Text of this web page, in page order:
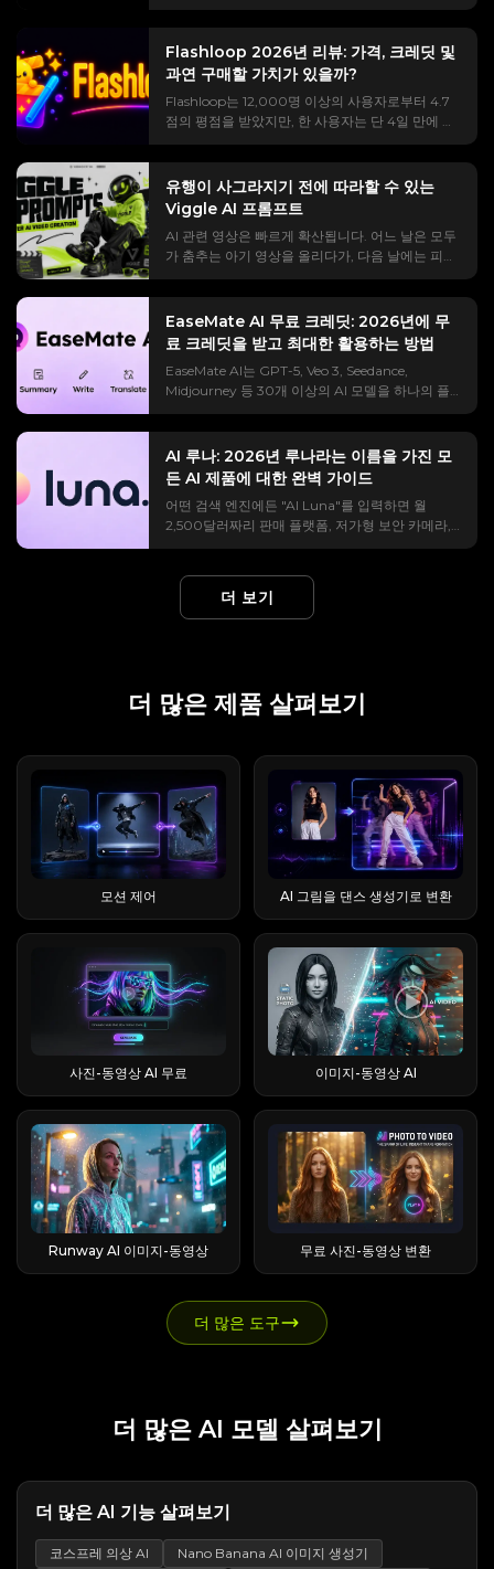
로스페이드 효과를 주는 메시지, 특정 위치를 조준
할 수 없는 점, 그리고 "휙" 소리가 어디서 나는지 전
혀 알 수 없는 점 등이 그렇습니다. 이 한 페이지는
"이게 뭐지?"라는 궁금증에서 완성도 높은 영상 클
료 영상의 정확한 비교, 복사 붙여넣기 방법, 특정
도시로 확대하는 방법, 역방향 클립 활용법, 사운드
디자인, 그리고 힉스필드의 한계에 부딪혔을 때 활
그스필드 AI 지구 축소 효과란 무엇인가요? 해당 도
구를 사용하기 전에, 그 효과가 정확히 무엇이고 비
용이 얼마나 드는지 아는 것이 도움이 됩니다. 왜냐
하면 "무료인가요?"라는 질문이 모든 댓글란에서
라가 연속적으로 뒤로 물러나는 단일 동작입니다.
처음에는 피사체에 바짝 붙어 있다가, 거리를 지나
도시 위로, 대륙 위로, 그리고 마침내 검은 우주를
배경으로 한 지구의 전체 곡선까지 시야가 넓어집
Zoom Out 모션 프리셋은 위성 사진 스타일의 지
형을 사용하여 물리 기반 카메라 경로를 시뮬레이
션하므로, 크기 변화가 인위적으로 편집된 것처럼
보이지 않고 자연스럽게 느껴집니다. 틱톡, 릴스, 쇼
츠에서 입소문을 타는 이유는 무엇일까요? 스크롤
을 멈추게 하는 강렬한 효과 덕분입니다. 단 3초 만
데, 이는 피드 알고리즘이 보상하는 바로 그런 유형
의 영상입니다. 창작자들은 이를 도입부, 마무리 부
입니다. Higgsfield AI Earth Zoom Out은 무료인
한 답변은 다음과 같습니다. 무료 플랜으로도 이용
할 수는 있지만, 실제적인 제약이 있으며, 일부 기능
은 이제 프로 버전에서만 사용할 수 있습니다. 무료
플랜 Pro (~$9.99/월) 하루 동영상 수 ~2개 더 많은
모델 Lite 표준/터보 화면비 16:9 16:9 이상 워터마크
있음 없음 대기 시간 예상 ~45분 (실제로는 ~2~3
있지만, 워터마크가 표시되고, 16:9 화면비만 지원
하며, 렌더링 예상 시간이 다소 길게 느껴질 수 있습
니다. 유료화 장벽은 보통 기능 향상 단계에서 사람
들을 놀라게 하므로, 해당 기능이 계속 무료로 유지
될 거라고 기대하지 마세요. Higgsfield AI에서 지
구를 확대해서 보여주는 영상을 어떻게 만드나요?
핵심 워크플로는 4단계와 1단계 결정으로 구성됩니
다. 사진 한 장부터 시작하든 동영상의 첫 프레임부
Higgsfield를 열고 지구 축소 효과를 선택합니다.
(이 모션은 "Effects Pack 5"에 포함되어 있습니다).
새로운 세대를 시작하려면 이 옵션을 선택하세요.
이렇게 하면 카메라 후퇴 동작이 고정되어 처음부
터 전체 동작을 설명할 필요가 없습니다. 2단계 —
사진을 업로드하거나 동영상의 첫 프레임을 캡처하
세요. 사진을 업로드할 경우, 피사체가 선명하게 보
이는 깨끗하고 고해상도 이미지를 사용하세요. 실
제 영상에서 전환 효과를 넣으려면 영상의 첫 프레
프레임을 사용하는 것이 중요합니다. 나중에 영상
을 다시 합칠 때 AI와 실제 이미지 사이의 경계를 깔
끔하게 유지해 주기 때문입니다. 이는
자들이 이제 프롬프트 없이도 "바로 생성"이 가능하
다고 보고하지만, 간단한 프롬프트를 추가하면 생
할 수 있습니다(자세한 내용은 아래 참조). 장단점
을 고려하여 모델을 선택하세요. Lite 버전은 무료
이며 충분히 빠르지만, Standard/Turbo 버전은 화
질과 부드러움이 향상됩니다. 4단계 — 클립 생성
후 다운로드 '생성'을 클릭하세요. 인터페이스에 약
고 받은 편지함 사이를 오가며 한 도구의 결과물을
다른 도구로 복사하는 과정입니다. Runable AI는
전체 릴레이 경주 과정을 하나의 채팅창에 통합할
수 있다고 주장하며, GAIA 에이전트 벤치마크에서
92.1%의 점수를 획득하여 이를 뒷받침합니다. 문제
는 검색 결과입니다. 대부분의 "리뷰"는 데모 버전
을 극찬하는 후원 광고이며, 어떤 부분이 칭찬받았
는지 구체적으로 밝히지 않고, 사용 제한 사항도 언
급하지 않습니다. 그래서 Runable이 정말로 모든
것을 대신해주는 에이전트인지, 아니면 그저 시끄
이 리뷰에서는 Runable AI가 실제로 무엇인지, 어
떻게 작동하는지, 무엇을 만들어내는지, 실제 가격
및 크레딧 계산 방식, 다른 서비스와의 직접 비교,
혹을 포함한 솔직한 장단점을 다룹니다. 이를 통해
크레딧을 사용하기 전에 결정을 내릴 수 있도록 도
와드립니다. 실행 가능한 AI란 무엇인가요? (그리
고 무엇이 아닌가) 실행 가능한 AI는 범용 AI 에이전
료를 만드는 방법을 설명해 주는 조수와 완성된 파
일을 건네주는 조수의 차이와 같다고 생각하면 됩
니다. 실행 가능한 AI를 한 문장으로 설명하자면 (에
이전트 vs 챗봇): 챗봇이 답변합니다. 실행 가능한
기 전에 승인할 수 있습니다. 실행력의 격차가 바로
핵심이며, 아래 모든 것을 바라보는 관점입니다.
Runable, Run:ai, LangChain, "Runnable",
으며, 이 리뷰에서 다루는 에이전트입니다. Run:ai
는 GPU 및 MLOps 오케스트레이션 플랫폼으로,
Runnable은 개발자 코드 인터페이스이지, 로그인
해서 사용하는 제품이 아닙니다. 그리고
runable.app은 에이전트와는 전혀 관련이 없는,
개인정보 보호에 중점을 둔 별도의 소프트웨어 회
사입니다. 만약 당신이 "runable ai"를 검색했다면,
거의 확실히 runable.com을 의미했을 것입니다.
Runable AI는 누구를 위해 만들어졌을까요?
Runable은 운영자, 마케터, 에이전시 대표, 비기술
분야 창업자, 프리랜서, 학생 등 복잡한 입력값을 처
리하고 실질적인 결과물을 필요로 하는 모든 사람
에게 적합합니다. IDE급 소프트웨어 엔지니어링 작
업을 하거나 단순히 채팅 상대를 찾는 사람들에게
는 그다지 좋은 선택이 아닙니다. 당신의 일이 "제
품을 만드는 것"이라면, 당신이 바로 목표 사용자입
니다. Runable AI는 어떻게 작동하나요? 실제 실
행과 마케팅 문구를 구분 짓는 것은 바로 그 메커니
즘을 이해하는 것입니다. Runable은 반복 가능한
루프와 샌드박스 환경에서 실행되며, 실제 클릭 및
빌드 작업은 샌드박스 환경에서 수행됩니다. 계획
→ 시각화 → 실행 → 반복 워크플로의 핵심 루프는
간단합니다. Runable은 사용자의 의도를 명확히
하고, 계획을 미리 보고, 실행한 다음, 개선합니다.
먼저 질문하는 습관은 생각보다 훨씬 중요합니다.
결과물을 생성하기 전에 "완료"의 의미를 명확히 정
의하면 시간과 비용을 낭비하는 잘못된 결과물을
방지할 수 있습니다. 계획 모드 및 사람 개입 승인
방식은 신뢰 계층입니다. Runable은 빌드를 시작
하기 전에 승인을 위한 계획을 보여주고, 사용자는
프로젝트를 포크하거나 이전 버전으로 되돌릴 수
있습니다. 빌드 전 미리보기 기능은 크레딧이 소진
부적으로 가상 Ubuntu 컴퓨터를 실행하여 마치 사
람이 키보드를 사용하는 것처럼 파일을 탐색하고
드 메모리를 저장합니다. 솔직히 한 가지 주의할 점
은, 광고에서 내세우는 "3,000개 이상의 커넥
터"는 Zapier를 통한 링크에 크게 의존하고 있으며,
Flashloop 2026년 리뷰: 가격, 크레딧 및
과연 구매할 가치가 있을까?
Flashloop는 12,000명 이상의 사용자로부터 4.7
점의 평점을 받았지만, 한 사용자는 단 4일 만에 크
어느 쪽이 사실일까요? 그 간극 때문에 앱 사용법을
파악하기가 매우 어렵습니다. "플래시룹"을 검색해
보면 추천 코드를 유도하는 제휴 링크, 분노에 찬 유
튜브 폭로 영상 몇 개, 그리고 누군가가 이미 삭제한
레딧 리뷰 게시글을 찾을 수 있을 겁니다. 아무도 당
신이 실제로 알고 싶어하는 정보, 즉 비용이 얼마인
지, 크레딧이 얼마나 빨리 사라지는지, 그리고 결과
물이 돈을 지불할 가치가 있는지에 대한 정보를 공
개하지 않습니다. 이 리뷰에서는 이러한 문제점들
을 해결합니다. 실제 가격 정보, 경쟁사들이 모호하
는 불만 사항, 그리고 구독하기 전에 고려해 볼 만한
대안들을 소개합니다. Flashloop이란 무엇이며 어
떻게 작동합니까? Flashloop은 Veo 3, Kling, Sora
정지 이미지를 짧은 동영상 클립으로 변환하는 모
바일 AI 동영상 생성기입니다. 또한 AI 이미지를 생
성합니다. 핵심은 간단합니다. 스마트폰으로 스튜
디오급 영상을 촬영할 수 있고, 편집 기술은 필요 없
실제로는 모델을 선택하고 원하는 바를 설명하거나
(시작 프레임으로 사진을 업로드할 수도 있음) 렌더
링을 진행하면 됩니다. 템플릿화된 "앱"은 탭 한 번
앱스토어에 따르면 개발사는 캐나다 몬트리올에 위
치한 Buy Beaver Technologies(15557640
입니다. 타사 콘텐츠 통합 플랫폼인 Pollo.ai는 "La
Viral Studio"가 설립했다고 밝히며, 20일 만에 연
간 반복 수익 0달러에서 100만 달러를 달성했다는
놀라운 주장을 반복합니다. 그 수치는 검증된 통계
가 아니라 마케팅 자료로 간주하세요. 이는 공식 발
표 자료가 없는 자체 보고 수치이므로, 실제 성과보
다는 브랜드의 메시지에 대해 더 많은 것을 알려줍
니다. Flashloop는 어떤 AI 모델을 지원하나요? 모
델 라인업은 이 앱의 가장 큰 강점입니다. 비디오 편
집에는 Veo 3(실사 같은 사실감 구현에 최적),
Kling 3.0 및 2.6(장면 간 캐릭터 일관성 유지에 탁
월), Sora 2, Seedance 1.5 및 2.0, Wan 2.6, Grok
Imagine이 포함됩니다. 이미지 처리에는 Nano
Banana Pro 및 2, FLUX 2, GPT Image 2가 사용
됩니다. 실용적인 측면에서 보면, 실감나는 영상을
원할 때는 Veo 3를, 모든 장면에서 캐릭터의 모습이
동일해야 할 때는 Kling을, 스타일리시한 움직임을
원할 때는 Seedance 또는 Sora를 사용하는 것이 좋
습니다. 이 모든 것을 한 곳에서 볼 수 있다는 점이
진정한 장점입니다. 텍스트를 영상으로 변환하는
것과 이미지를 영상으로 변환하는 것: 실제로 만들
수 있는 것은 두 가지 주요 방식이 있습니다. 텍스트
를 영상으로 변환하는 기능은 글로 작성된 문구만
으로 바로 영상 클립을 제작할 수 있게 해주고, 이미
지를 영상으로 변환하는 기능은 사용자가 제공한
사진을 애니메이션화하여 결과물에 대한 훨씬 더
많은 제어권을 제공합니다. 그 위에 미리 만들어진
경에 유용함), 영상 스타일을 변경하는 Recast 도
구, 음악 동기화 및 원터치 스타일 지정 기능이 있습
자 대부분의 설명이 부족한 부분입니다. 가격 페이
계산 과정을 아래에 제시합니다. Flashloop 요금제
~월간 가격 제공 내용 비디오 모델? 스타터
유행이 사그라지기 전에 따라할 수 있는
Viggle AI 프롬프트
AI 관련 영상은 빠르게 확산됩니다. 어느 날은 모두
가 춤추는 아기 영상을 올리다가, 다음 날에는 피드
밈, 립싱크 영상으로 가득 차게 되죠. Viggle AI는
이러한 비디오를 더 쉽게 만들 수 있도록 해주지만,
진정한 지름길은 도구 자체에 있는 것이 아닙니다.
프롬프트입니다. 이 플랫폼은 사용자가 사진을 춤,
립싱크, 밈 스타일, 퍼포먼스 영상 등으로 변환할 수
있도록 제어 가능한 AI 영상 생성 기능을 제공합니
다. 하지만 요청 내용이 너무 모호하면 결과물이 흐
릿하거나 딱딱해 보이거나 트렌드와 전혀 맞지 않
을 수 있습니다. 이 가이드는 카테고리별로 유용한
Viggle AI 프롬프트를 찾는 데 도움을 줍니다. 이를
Reels, YouTube Shorts, 밈, 팬 편집 영상, 뮤직 비
디오 및 캐릭터 애니메이션 제작을 더욱 빠르게 진
행할 수 있습니다. Viggle AI 프롬프트는 어디에 있
나요? Viggle AI 공식 웹사이트에서 미리 만들어진
AI 비디오 프롬프트를 찾을 수 있는 주요 위치는 두
곳입니다. 이러한 프롬프트는 실제 사용자가 제작
째 방법: 홈페이지에서 Viggle AI 공식 웹사이트에
접속한 후, "비디오 갤러리" 섹션이 보일 때까지 아
용하여 제작된 최근 인기 있는 AI 비디오 아이디어
클릭하면 해당 비디오를 생성하는 데 사용된 원본
자료, 프롬프트 및 주요 설정을 볼 수 있습니다. 더
많은 예시를 보고 싶으시면 "더 보기"를 클릭하여
다른 사용자 제작 동영상을 살펴보세요. 홈페이지
에는 노래하고 춤추기, 밈 제작, 기타 간편 템플릿과
같은 샘플도 포함되어 있지만, 이러한 기능의 대부
분은 Viggle AI의 "비디오 믹스" 기능을 기반으로
합니다. 이 워크플로우에서는 사용자가 자세한 프
롬프트를 작성하지 않고도 비디오를 제작할 수 있
습니다. 하지만 결과물이 때때로 부자연스러워 보
일 수 있으며, 특히 캐릭터가 원래 비디오 레이어 위
에 떠 있는 것처럼 보일 때 그렇습니다. 이 "떠다니
는 레이어" 현상은 AI 이미지-비디오 변환 기능에
곧 추가될 모션 제어 기능을 통해 해결될 예정입니
다. 두 번째 방법: 텍스트를 비디오로 변환하기 왼쪽
의 "텍스트를 비디오로 변환"을 클릭하여 Viggle AI
의 비디오 생성 페이지로 이동합니다. 이 페이지에
서 Viggle AI는 인기 있는 사용 사례와 창의적인 스
타일을 기반으로 인기 있는 AI 비디오 예시를 추천
합니다. 추천 영상을 클릭하면 동일한 설정이 편집
작업 공간에 복사되므로, 영상의 구조, 시각적 방향,
생성 설정 등을 살펴볼 수 있습니다. 보다 완성도 높
은 AI 영상을 제작하고 싶은 사용자에게 있어, 미리
만들어진 프롬프트는 단순히 복사 붙여넣기 템플릿
에 그치는 것이 아닙니다. 이것들은 학습 자료입니
타일, 시각적 분위기를 어떻게 묘사하는지 연구함
으로써, 효과적인 프롬프트를 만드는 요소를 더 잘
이해할 수 있습니다. TikTok, YouTube, Reddit에서
수 17만 7천 회) 및 Sejin AI(조회수 13만 8천 회)와
기법을 논의하고 Viggle 결과를 다른 도구와 비교
쉽게 만드는 동시에 사용자가 다양한 도구와 리소
EaseMate AI 무료 크레딧: 2026년에 무
료 크레딧을 받고 최대한 활용하는 방법
EaseMate AI는 GPT-5, Veo 3, Seedance,
Midjourney 등 30개 이상의 AI 모델을 하나의 플
는 데 140크레딧이 소모되는 반면, 신규 가입자는
30크레딧만 받는다는 사실을 알게 되면 생각이 달
라질 겁니다. 거의 모든 AI 플랫폼은 스스로를 "무
료"라고 홍보하지만, 실제로는 출력물 하나를 내놓
을 정도의 기능만 제공하고는 곧바로 결제 화면을
띄웁니다. EaseMate도 비슷한 방식을 따르지만, 시
스템을 제대로 익히기만 한다면 다른 회사들보다
는 EaseMate AI 무료 크레딧을 얻는 모든 방법, 각
기능의 실제 비용, 주의해야 할 만료 기간, 그리고
니다. EaseMate AI란 무엇인가요? EaseMate AI는
유지하는 대신 하나의 계정을 통해 채팅, 이미지 제
작, 비디오 제작 및 생산성 도구에 액세스할 수 있으
며, 이 모든 기능은 공유 크레딧 풀을 통해 제공됩니
다. 주요 기능 및 사용 가능한 AI 모델 이 플랫폼은
여러 주요 범주를 포괄합니다. 모든 세대 기능은 동
일한 신용 잔액을 사용하므로 신용 비용을 이해하
장 적합할까요? 이 플랫폼은 교육 도구를 사용하는
작자, 그리고 여러 채널에 걸쳐 시각적 자료를 생성
하는 마케터에게 가장 매력적입니다. 다양한 AI 모
델을 탐색하는 사용자라면 여러 구독을 관리하는
대신 통합 액세스를 통해 이점을 누릴 수 있습니다.
EaseMate AI 신용 시스템 작동 방식: 지출하기 전
에 신용 경제가 어떻게 작동하는지 이해하는 것이
중요합니다. 개념은 간단하지만, 몇 가지 미묘한 차
이 때문에 초보 사용자들이 어려움을 겪는 경우가
요? 크레딧은 EaseMate의 내부 화폐로, 대략 1달러
= 100크레딧의 비율로 사용됩니다. 이미지, 비디오
또는 향상된 채팅 응답 등 각 생성 단계마다 일정 금
액이 차감됩니다. 비용은 모델의 품질 등급과 출력
해상도에 따라 달라지며, 차감은 세션 단위가 아닌
세대 단위로 발생합니다. 기능별 크레딧 비용: 채팅,
이미지 및 비디오 생성 신규 사용자는 종종 이 부분
에서 당황합니다. 기능별 대략적인 비용: Veo 3 빠
크레딧, 표준 이미지 생성 5-20 크레딧, 프리미엄
이미지 모델(중간 여정) 20-50 크레딧, 향상된 채
팅 응답 1-5 크레딧. 고품질 비디오 하나를 제작하는
공 (크레딧 비용 없음) 흔히 간과되는 혜택:
EaseMate는 매일 200,000만 개의 AI 채팅 토큰
문자 대화, 학습 지원, 글쓰기 초안 작성 및 아이디
어 구상이 포함됩니다. 텍스트 기반 작업은 모두 무
료 토큰으로 처리하므로, 이미지 및 비디오 작업에
사용할 크레딧 잔액을 아껴둘 수 있습니다.
EaseMate AI에서 무료 크레딧을 얻는 모든 방법:
AI 루나: 2026년 루나라는 이름을 가진 모
든 AI 제품에 대한 완벽 가이드
어떤 검색 엔진에든 "AI Luna"를 입력하면 월
2,500달러짜리 판매 플랫폼, 저가형 보안 카메라,
에서 15개 이상의 관련 없는 제품이 "루나"라는 이
름을 공유하고 있어 브랜드 혼란을 야기하고, 구매
자들이 잘못된 제품 페이지로 이동하거나 트러스트
요한 제품을 정확하게 찾을 수 있도록 도와줍니다.
전히 다른 산업 분야에 걸쳐 도구, 에이전트, 로봇
및 가상 페르소나가 파편화된 환경을 조성하게 됩
니다. 왜 이렇게 많은 AI 제품에 루나(Luna)라는 이
름이 붙었을까요? 라틴어로 달을 뜻하는 "루나"는
지성, 우아함, 신비로움을 연상시켜 AI 브랜딩에 매
력적인 요소가 됩니다. "알렉사"가 음성 비서의 대
명사가 된 것처럼, "루나"는 독자적으로 전 세계 AI
제품의 기본 이름으로 자리 잡았습니다. 레딧에서
AI 캐릭터를 제작하는 사람들이 협의 없이 일관되
게 "루나"라는 이름을 선택하는 것은, 이 이름이 AI
캐릭터 이름으로 가장 많이 사용되는 이름임을 입
증합니다. 이 가이드를 사용하여 Luna 카테고리 제
품 섹션을 찾는 방법: Luna.ai 영업 아웃리치 (아
래), 홈 보안 LunaHome (아래), 프로젝트 관리
withluna.ai (아래), 암호화/Web3 가상 프로토콜
휴머노이드 로봇 LimX Luna (아래), 음악 제작
Universal Audio LUNA (아래), Luna.ai — AI 기반
콜드 이메일 및 영업 아웃리치 Luna.ai는 잠재 고객
발굴부터 영업까지 전 과정을 처리하는 자율적인
아웃바운드 영업 플랫폼으로, 상업적으로 가장 널
리 알려진 AI Luna입니다. Luna.ai의 주요 기능 및
작동 방식: 이 플랫폼은 2억 7,500만 건 이상의 검
증된 잠재 고객 정보를 활용하여 개인화된 콜드 이
치를 자동화합니다. 이 플랫폼은 CRM 통합을 통해
마케팅 활동을 지원합니다. 가격 플랜 — 무료부터
월 2,500달러까지 모든 플랜에는 무제한 좌석이 포
함되어 있어 팀 운영에는 적합하지만, 개인 운영자
수는 관련 없는 루나 제품에 대한 리뷰가 페이지에
섞여 있어 신뢰할 수 없습니다. Originality.ai는 이
가격 경쟁력이 부족하다면 AnyBiz, Lemlist,
드 생성 및 콜드 이메일 솔루션을 고려해 보세요.
LunaHome — AI 기반 스마트 보안 카메라
LunaHome은 모호한 동작 감지 알림 대신 AI가 생
더 보기
더 많은 제품 살펴보기
모션 제어 AI 그림을 댄스 생성기로 변환
사진-동영상 AI 무료 이미지-동영상 AI
Runway AI 이미지-동영상 무료 사진-동영상 변환
더 많은 도구
더 많은 AI 모델 살펴보기
더 많은 AI 기능 살펴보기
코스프레 의상 AI Nano Banana AI 이미지 생성기